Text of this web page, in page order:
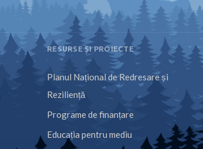
RESURSE ȘI PROIECTE
Planul Național de Redresare și
Reziliență
Programe de finanțare
Educația pentru mediu